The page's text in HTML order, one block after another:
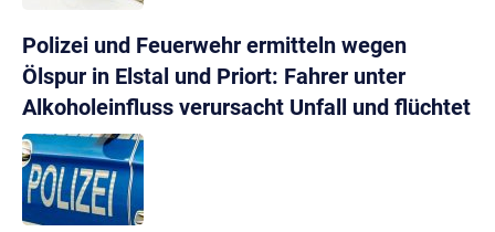
Polizei und Feuerwehr ermitteln wegen
Ölspur in Elstal und Priort: Fahrer unter
Alkoholeinfluss verursacht Unfall und flüchtet